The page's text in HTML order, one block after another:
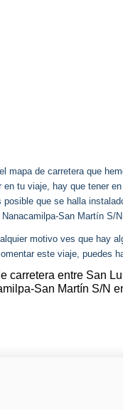
mapa de carretera que
en tu viaje, hay que tener
posible que se halla
Nanacamilpa-San Martín S/
motivo ves que hay
este viaje, puedes
carretera entre San
San Martín S/N